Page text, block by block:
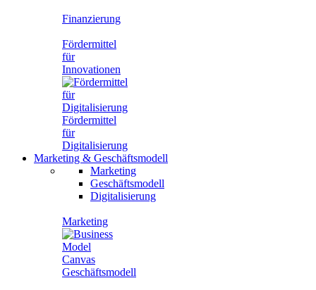
Finanzierung
Fördermittel
für
Innovationen
Fördermittel
für
Digitalisierung
Marketing & Geschäftsmodell
Marketing
Geschäftsmodell
Digitalisierung
Marketing
Geschäftsmodell